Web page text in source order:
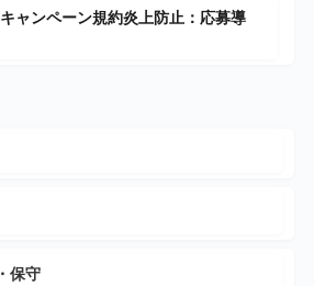
ャンペーン規約炎上防止：応募導
保守